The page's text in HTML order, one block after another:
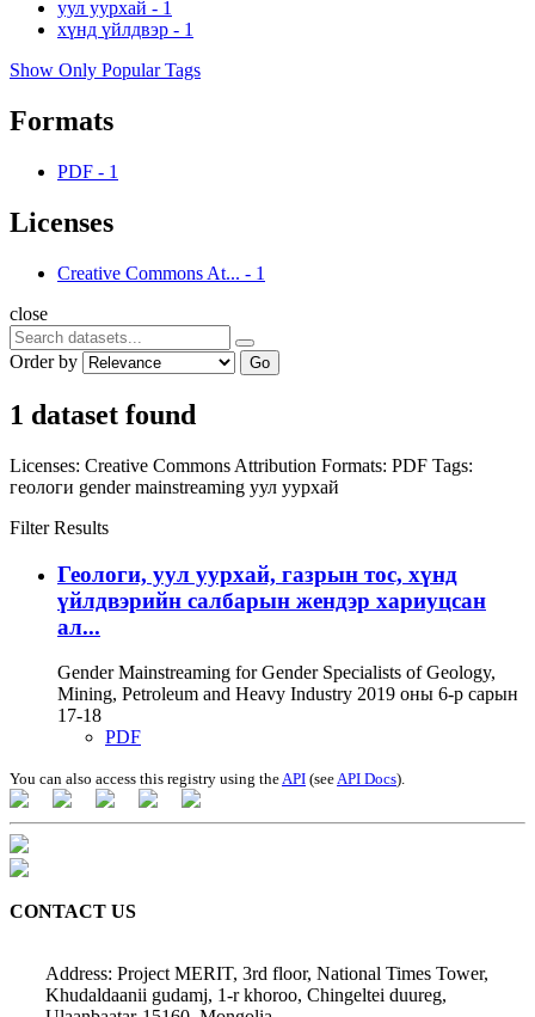
уул уурхай - 1
хүнд үйлдвэр - 1
Show Only Popular Tags
Formats
PDF - 1
Licenses
Creative Commons At... - 1
close
Order by Go
1 dataset found
Licenses: Creative Commons Attribution Formats: PDF Tags:
геологи gender mainstreaming уул уурхай
Filter Results
Геологи, уул уурхай, газрын тос, хүнд
үйлдвэрийн салбарын жендэр хариуцсан
ал...
Gender Mainstreaming for Gender Specialists of Geology,
Mining, Petroleum and Heavy Industry 2019 оны 6-р сарын
17-18
PDF
You can also access this registry using theAPI (seeAPI Docs).
CONTACT US
Address: Project MERIT, 3rd floor, National Times Tower,
Khudaldaanii gudamj, 1-r khoroo, Chingeltei duureg,